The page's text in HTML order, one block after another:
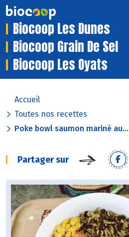
Biocoop Les Dunes
Biocoop Grain De Sel
Biocoop Les Oyats
Accueil
Toutes nos recettes
Poke bowl saumon mariné au...
Partager sur